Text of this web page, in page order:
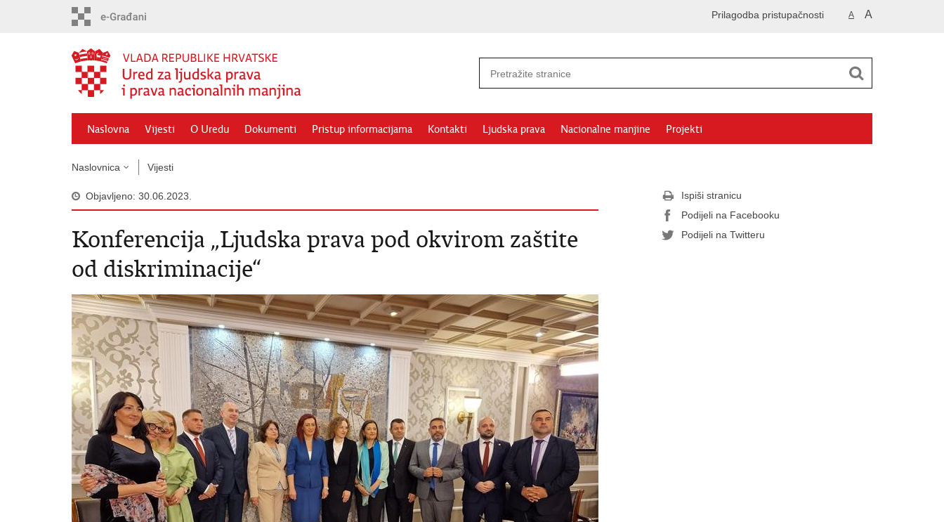
A A
Prilagodba pristupačnosti
Naslovna Vijesti O Uredu Dokumenti Pristup informacijama Kontakti Ljudska prava Nacionalne manjine Projekti
Naslovnica Vijesti
Objavljeno: 30.06.2023.
Konferencija „Ljudska prava pod okvirom zaštite
od diskriminacije“
Ispiši stranicu
Podijeli na Facebooku
Podijeli na Twitteru